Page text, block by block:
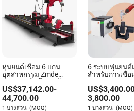
หุ่นยนต์เชื่อม 6 แกน
อุตสาหกรรม Zmde
สำหรับเหล็กโครงสร้าง
และ การสร้างโลหะ
US$37,142.00-
44,700.00
1 บางส่วน (MOQ)
6 ระบบหุ่นยน
สำหรับการเชื่อ
US$
3,800.00
1 บางส่วน (MOQ)